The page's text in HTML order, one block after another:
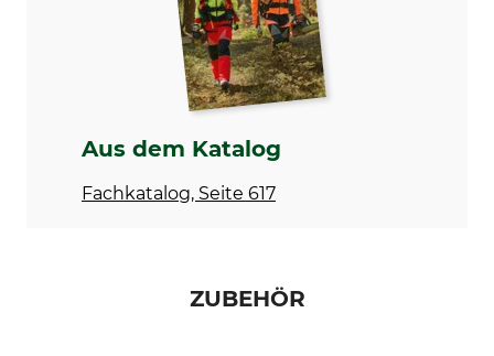
Gewicht
625 g
Aus dem Katalog
Fachkatalog, Seite 617
ZUBEHÖR